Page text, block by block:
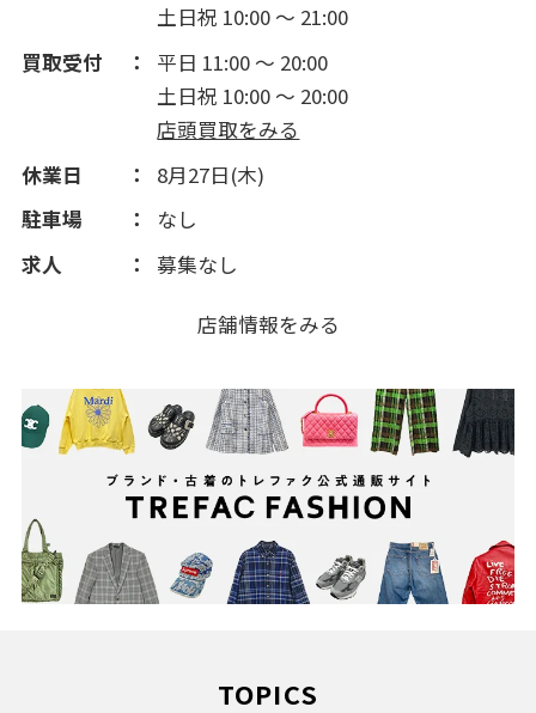
土日祝 10:00 ～ 21:00
買取受付
平日 11:00 ～ 20:00
土日祝 10:00 ～ 20:00
店頭買取をみる
休業日
8月27日(木)
駐車場
なし
求人
募集なし
店舗情報をみる
TOPICS